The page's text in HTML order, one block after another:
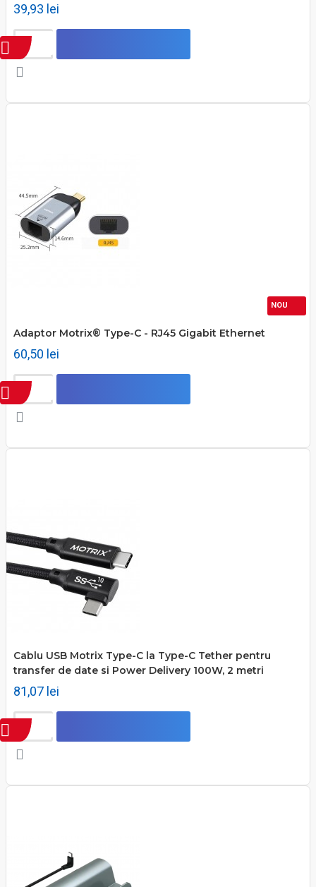
39,93 lei
NOU
Adaptor Motrix® Type-C - RJ45 Gigabit Ethernet
60,50 lei
Cablu USB Motrix Type-C la Type-C Tether pentru
transfer de date si Power Delivery 100W, 2 metri
81,07 lei